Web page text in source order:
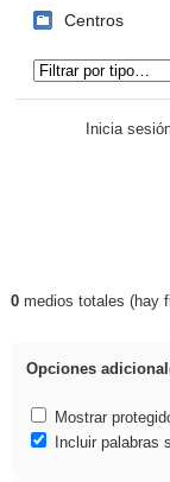
Centros
Inicia
Resultados
0medios totales (hay
Opciones
Mostrar
Incluir palabras